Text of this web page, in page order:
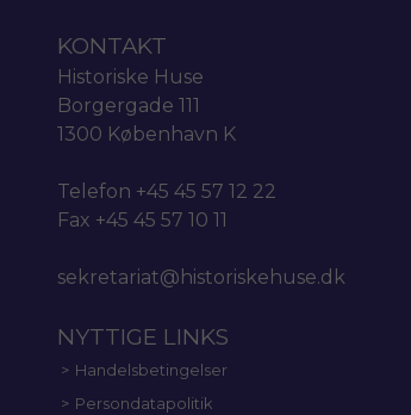
KONTAKT
Historiske Huse
Borgergade 111
1300 København K
Telefon +45 45 57 12 22
Fax +45 45 57 10 11
sekretariat@historiskehuse.dk
NYTTIGE LINKS
Handelsbetingelser
Persondatapolitik